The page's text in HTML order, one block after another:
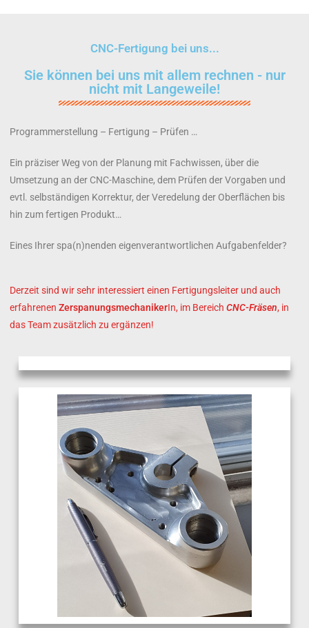
CNC-Fertigung bei uns...
Sie können bei uns mit allem rechnen - nur
nicht mit Langeweile!
Programmerstellung – Fertigung – Prüfen …
Ein präziser Weg von der Planung mit Fachwissen, über die
Umsetzung an der CNC-Maschine, dem Prüfen der Vorgaben und
evtl. selbständigen Korrektur, der Veredelung der Oberflächen bis
hin zum fertigen Produkt…
Eines Ihrer spa(n)nenden eigenverantwortlichen Aufgabenfelder?
Derzeit sind wir sehr interessiert einen Fertigungsleiter und auch
erfahrenen ZerspanungsmechanikerIn, im Bereich CNC-Fräsen, in
das Team zusätzlich zu ergänzen!